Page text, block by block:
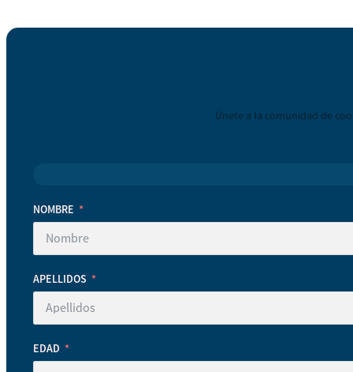
Únete a la comunidad de
NOMBRE
APELLIDOS
EDAD